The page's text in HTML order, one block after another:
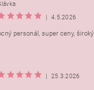
4.5.2026
personál, super ceny, široký
25.3.2026